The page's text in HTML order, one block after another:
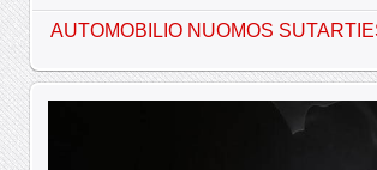
AUTOMOBILIO NUOMOS